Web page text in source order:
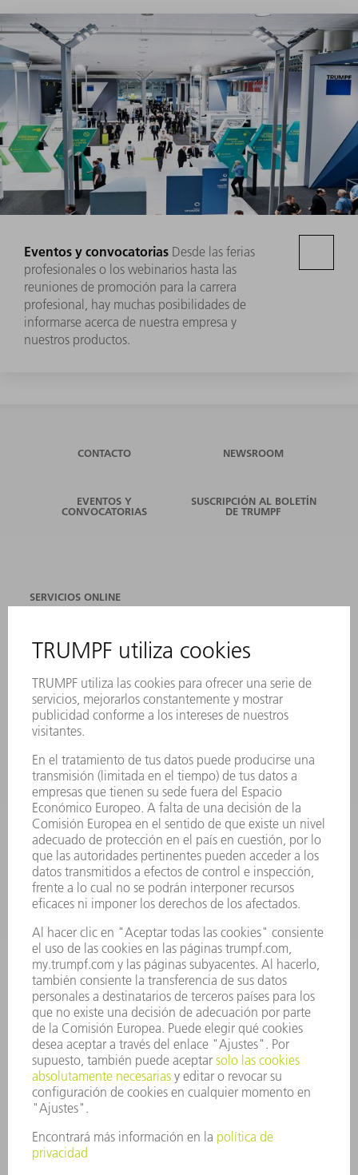
Eventos y convocatorias Desde las ferias
profesionales o los webinarios hasta las
reuniones de promoción para la carrera
profesional, hay muchas posibilidades de
informarse acerca de nuestra empresa y
nuestros productos.
CONTACTO NEWSROOM
EVENTOS Y
CONVOCATORIAS
SUSCRIPCIÓN AL BOLETÍN
DE TRUMPF
SERVICIOS ONLINE
EVENTOS Y CONVOCATORIAS
REGISTRO PARA EL BOLETÍN INFORMATIVO
FICHAS TÉCNICAS DE SEGURIDAD
PRODUCTOS
MÁQUINAS Y SISTEMAS
LÁSER
HERRAMIENTAS PORTÁTILES
FÁBRICA INTELIGENTE
SOFTWARE
SERVICIOS
APLICACIONES
SECTORES
EMPRESA
CARRERA PROFESIONAL
OFERTAS DE TRABAJO
PERFIL DE LA EMPRESA
INFORME ANUAL
PRINCIPIOS CORPORATIVOS
CUMPLIMIENTO
SISTEMA DE INFORMADORES
SEGURIDAD
COMUNICADOS DE PRENSA
REVISTAS
SOSTENIBILIDAD
MEDIO AMBIENTE Y CLIMA
SOCIEDAD Y EMPRESA
GESTIÓN EMPRESARIAL